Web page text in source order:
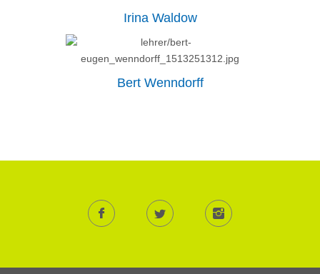
Irina Waldow
Bert Wenndorff